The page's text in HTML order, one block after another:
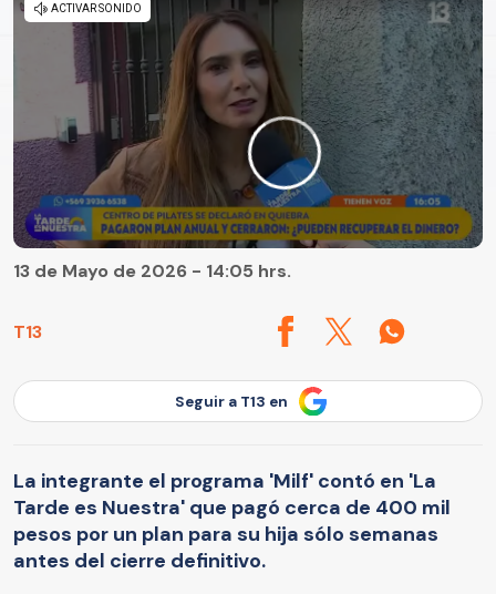
T13
13 de Mayo de 2026 - 14:05 hrs.
Seguir a T13 en
La integrante el programa 'Milf' contó en 'La
Tarde es Nuestra' que pagó cerca de 400 mil
pesos por un plan para su hija sólo semanas
antes del cierre definitivo.